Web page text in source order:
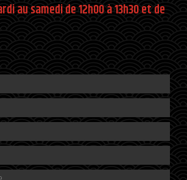
au samedi de 12h00 à 13h30 et de